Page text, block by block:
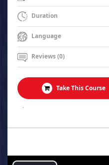
Duration
Language
Reviews (0)
Take This Course
.